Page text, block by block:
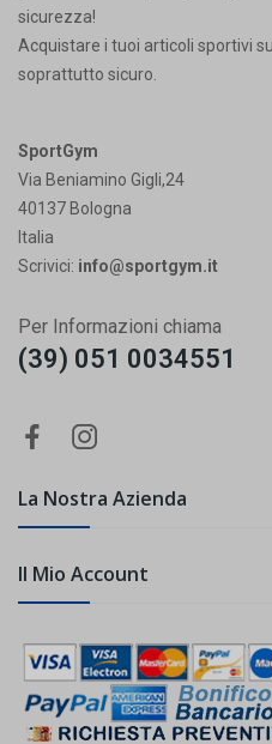
sicurezza!
Acquistare i tuoi articoli sportivi
soprattutto sicuro.
SportGym
Via Beniamino Gigli,24
40137 Bologna
Italia
Scrivici: info@sportgym.it
Per Informazioni chiama
(39) 051 0034551
La Nostra Azienda
Il Mio Account